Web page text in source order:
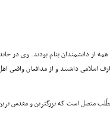
از دانشمندان بنام بودند. وى در
اسلامى داشتند و از مدافعان واقعى
متصل است که بزرگترین و مقدس